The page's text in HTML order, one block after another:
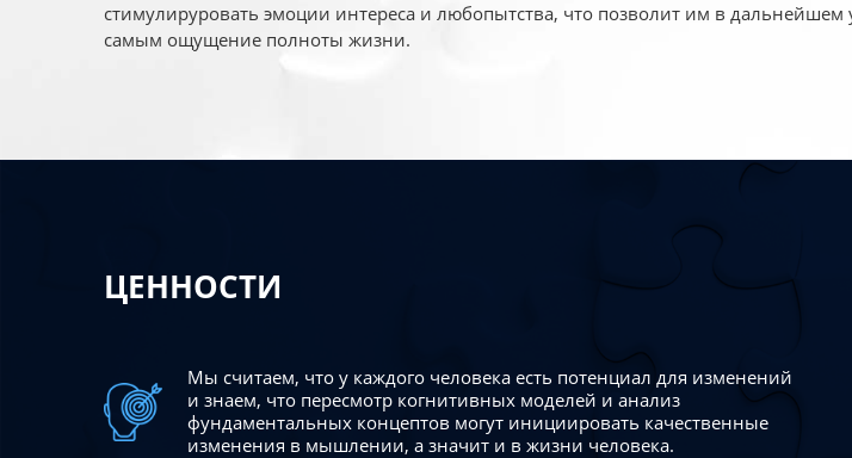
стимулируровать эмоции интереса и любопытства, что позволит им в
самым ощущение полноты жизни.
ЦЕННОСТИ
Мы считаем, что у каждого человека есть потенциал для изменений
и знаем, что пересмотр когнитивных моделей и анализ
фундаментальных концептов могут инициировать качественные
изменения в мышлении, а значит и в жизни человека.